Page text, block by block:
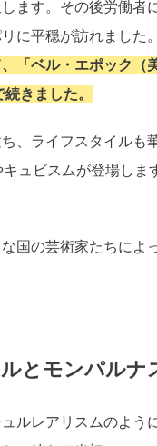
ます。その後労働者
に平穏が訪れました
「ベル・エポック（
きました。
、ライフスタイルも
ュビスムが登場しま
国の芸術家たちによ
とモンパルナ
ルレアリスムのよう